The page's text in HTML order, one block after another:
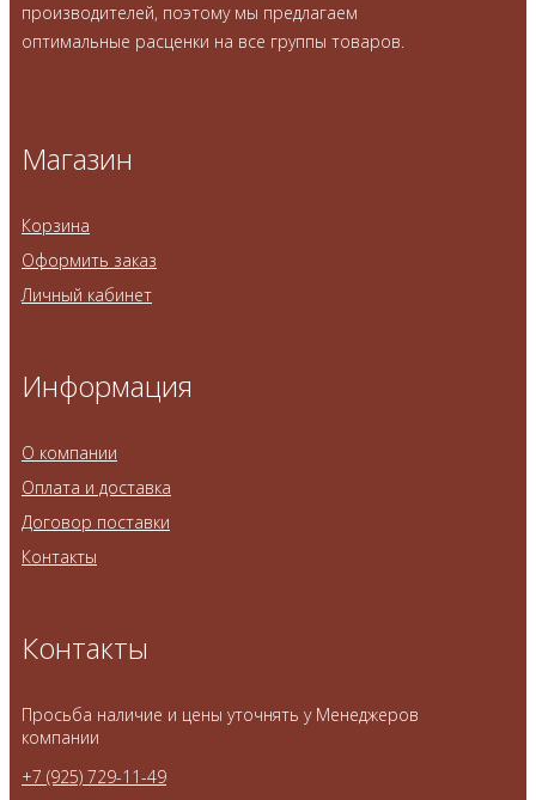
производителей, поэтому мы предлагаем
оптимальные расценки на все группы товаров.
Магазин
Корзина
Оформить заказ
Личный кабинет
Информация
О компании
Оплата и доставка
Договор поставки
Контакты
Контакты
Просьба наличие и цены уточнять у Менеджеров
компании
+7 (925) 729-11-49